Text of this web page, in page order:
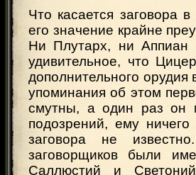
Что касается заговора
его значение крайне
Ни Плутарх, ни
удивительное, что
дополнительного
упоминания об этом
смутны, а один раз он
подозрений, ему ничего
заговора не
заговорщиков были
Саллюстий и